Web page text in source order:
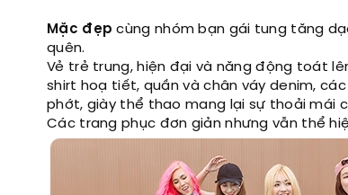
Mặc đẹp cùng nhóm bạn gái tung tăng
quên.
Vẻ trẻ trung, hiện đại và năng động toát
shirt hoạ tiết, quần và chân váy denim,
phớt, giày thể thao mang lại sự thoải mái
Các trang phục đơn giản nhưng vẫn thể